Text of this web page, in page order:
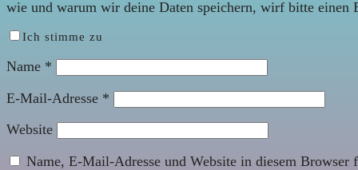
wie und warum wir deine Daten speichern, wirf bitte einen
Ich stimme zu
Name *
E-Mail-Adresse *
Website
Name, E-Mail-Adresse und Website in diesem Browser